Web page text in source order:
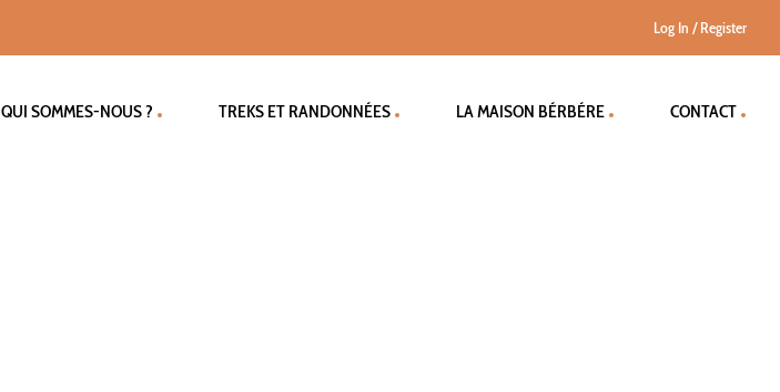
Log In / Register
QUI SOMMES-NOUS ? TREKS ET RANDONNÉES LA MAISON BÉRBÉRE CONTACT